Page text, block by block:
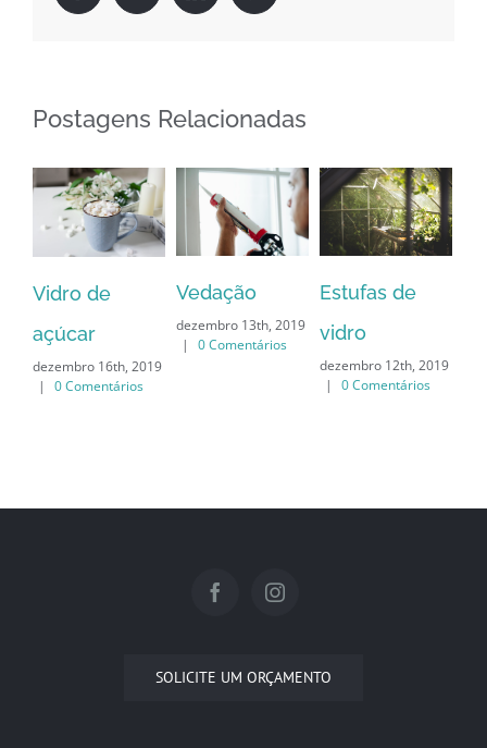
Postagens Relacionadas
Vidro de
açúcar
dezembro 16th, 2019
|
0 Comentários
Vedação
dezembro 13th, 2019
|
0 Comentários
Estufas de
vidro
dezembro 12th, 2019
|
0 Comentários
SOLICITE UM ORÇAMENTO